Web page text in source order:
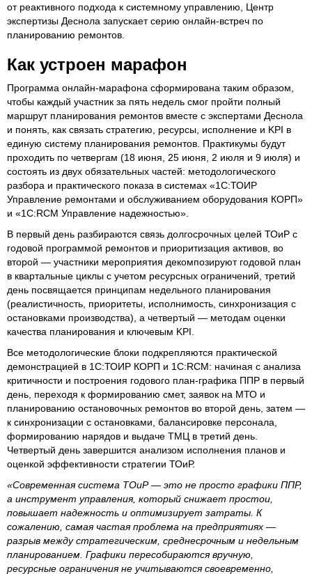
от реактивного подхода к системному управлению, Центр
экспертизы Деснола запускает серию онлайн-встреч по
планированию ремонтов.
Как устроен марафон
Программа онлайн-марафона сформирована таким образом,
чтобы каждый участник за пять недель смог пройти полный
маршрут планирования ремонтов вместе с экспертами Деснола
и понять, как связать стратегию, ресурсы, исполнение и KPI в
единую систему планирования ремонтов. Практикумы будут
проходить по четвергам (18 июня, 25 июня, 2 июля и 9 июля) и
состоять из двух обязательных частей: методологического
разбора и практического показа в системах «1С:ТОИР
Управление ремонтами и обслуживанием оборудования КОРП»
и «1С:RCM Управление надежностью».
В первый день разбираются связь долгосрочных целей ТОиР с
годовой программой ремонтов и приоритизация активов, во
второй — участники мероприятия декомпозируют годовой план
в квартальные циклы с учетом ресурсных ограничений, третий
день посвящается принципам недельного планирования
(реалистичность, приоритеты, исполнимость, синхронизация с
остановками производства), а четвертый — методам оценки
качества планирования и ключевым KPI.
Все методологические блоки подкрепляются практической
демонстрацией в 1С:ТОИР КОРП и 1С:RCM: начиная с анализа
критичности и построения годового план-графика ППР в первый
день, переходя к формированию смет, заявок на МТО и
планированию остановочных ремонтов во второй день, затем —
к синхронизации с остановками, балансировке персонала,
формированию нарядов и выдаче ТМЦ в третий день.
Четвертый день завершится анализом исполнения планов и
оценкой эффективности стратегии ТОиР.
«Современная система ТОиР — это не просто графики ППР,
а инструмент управления, который снижает простои,
повышает надежность и оптимизирует затраты. К
сожалению, самая частая проблема на предприятиях —
разрыв между стратегическим, среднесрочным и недельным
планированием. Графики пересобираются вручную,
ресурсные ограничения не учитываются своевременно,